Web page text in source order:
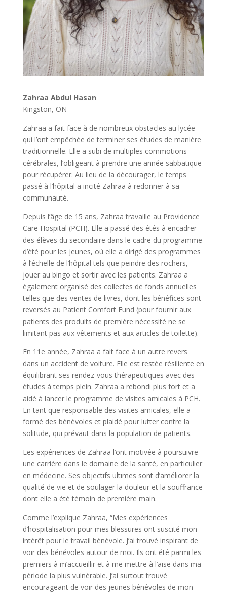
Zahraa Abdul Hasan
Kingston, ON
Zahraa a fait face à de nombreux obstacles au lycée
qui l’ont empêchée de terminer ses études de manière
traditionnelle. Elle a subi de multiples commotions
cérébrales, l’obligeant à prendre une année sabbatique
pour récupérer. Au lieu de la décourager, le temps
passé à l’hôpital a incité Zahraa à redonner à sa
communauté.
Depuis l’âge de 15 ans, Zahraa travaille au Providence
Care Hospital (PCH). Elle a passé des étés à encadrer
des élèves du secondaire dans le cadre du programme
d’été pour les jeunes, où elle a dirigé des programmes
à l’échelle de l’hôpital tels que peindre des rochers,
jouer au bingo et sortir avec les patients. Zahraa a
également organisé des collectes de fonds annuelles
telles que des ventes de livres, dont les bénéfices sont
reversés au Patient Comfort Fund (pour fournir aux
patients des produits de première nécessité ne se
limitant pas aux vêtements et aux articles de toilette).
En 11e année, Zahraa a fait face à un autre revers
dans un accident de voiture. Elle est restée résiliente en
équilibrant ses rendez-vous thérapeutiques avec des
études à temps plein. Zahraa a rebondi plus fort et a
aidé à lancer le programme de visites amicales à PCH.
En tant que responsable des visites amicales, elle a
formé des bénévoles et plaidé pour lutter contre la
solitude, qui prévaut dans la population de patients.
Les expériences de Zahraa l’ont motivée à poursuivre
une carrière dans le domaine de la santé, en particulier
en médecine. Ses objectifs ultimes sont d’améliorer la
qualité de vie et de soulager la douleur et la souffrance
dont elle a été témoin de première main.
Comme l’explique Zahraa, “Mes expériences
d’hospitalisation pour mes blessures ont suscité mon
intérêt pour le travail bénévole. J’ai trouvé inspirant de
voir des bénévoles autour de moi. Ils ont été parmi les
premiers à m’accueillir et à me mettre à l’aise dans ma
période la plus vulnérable. J’ai surtout trouvé
encourageant de voir des jeunes bénévoles de mon